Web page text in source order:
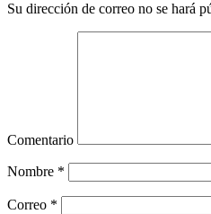
Su dirección de correo no se hará
Comentario
Nombre *
Correo *